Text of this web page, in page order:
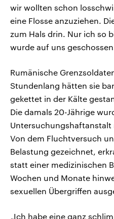
wir wollten schon
eine Flosse anzuziehen.
zum Hals drin. Nur ich so
wurde auf uns
Rumänische
Stundenlang hätten sie
gekettet in der Kälte
Die damals 20-Jährige
Von dem Fluchtversuch
Belastung gezeichnet,
statt einer medizinischen
Wochen und Monate
sexuellen Übergriffen
„Ich habe eine ganz